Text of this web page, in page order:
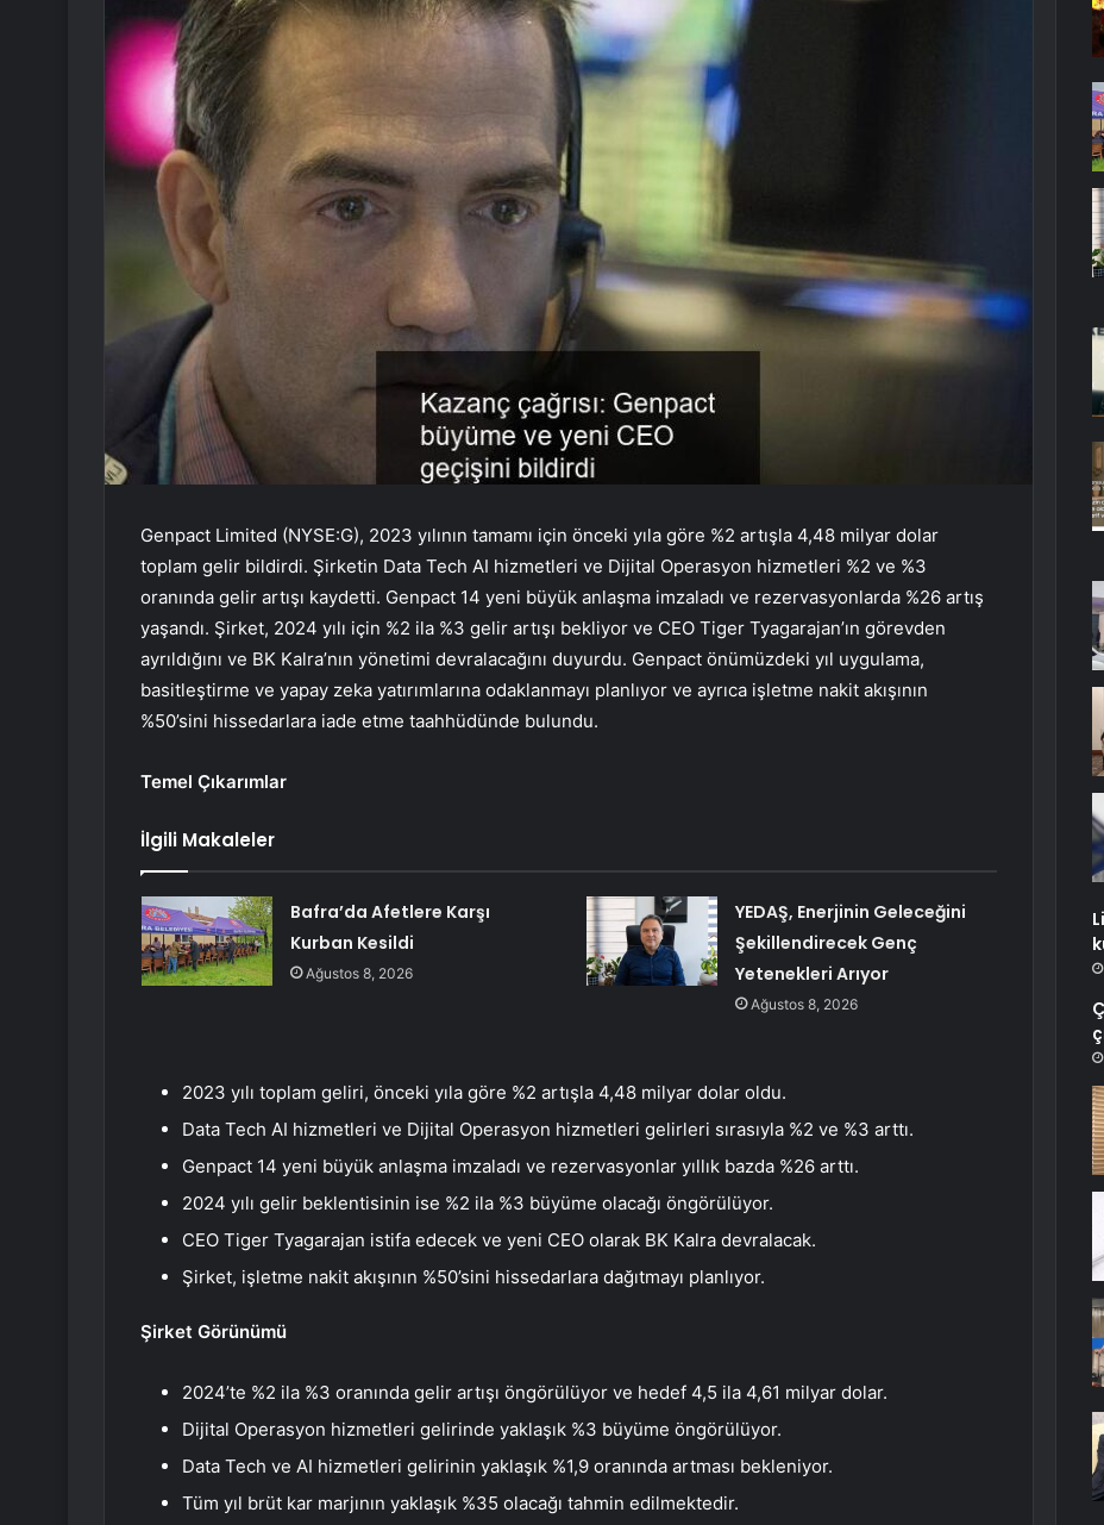
Genpact Limited (NYSE:G), 2023 yılının tamamı için önceki yıla göre %2 artışla 4,48 milyar dolar
toplam gelir bildirdi. Şirketin Data Tech AI hizmetleri ve Dijital Operasyon hizmetleri %2 ve %3
oranında gelir artışı kaydetti. Genpact 14 yeni büyük anlaşma imzaladı ve rezervasyonlarda %26 artış
yaşandı. Şirket, 2024 yılı için %2 ila %3 gelir artışı bekliyor ve CEO Tiger Tyagarajan’ın görevden
ayrıldığını ve BK Kalra’nın yönetimi devralacağını duyurdu. Genpact önümüzdeki yıl uygulama,
basitleştirme ve yapay zeka yatırımlarına odaklanmayı planlıyor ve ayrıca işletme nakit akışının
%50’sini hissedarlara iade etme taahhüdünde bulundu.
Temel Çıkarımlar
İlgili Makaleler
Bafra’da Afetlere Karşı
Kurban Kesildi
Ağustos 8, 2026
YEDAŞ, Enerjinin Geleceğini
Şekillendirecek Genç
Yetenekleri Arıyor
Ağustos 8, 2026
2023 yılı toplam geliri, önceki yıla göre %2 artışla 4,48 milyar dolar oldu.
Data Tech AI hizmetleri ve Dijital Operasyon hizmetleri gelirleri sırasıyla %2 ve %3 arttı.
Genpact 14 yeni büyük anlaşma imzaladı ve rezervasyonlar yıllık bazda %26 arttı.
2024 yılı gelir beklentisinin ise %2 ila %3 büyüme olacağı öngörülüyor.
CEO Tiger Tyagarajan istifa edecek ve yeni CEO olarak BK Kalra devralacak.
Şirket, işletme nakit akışının %50’sini hissedarlara dağıtmayı planlıyor.
Şirket Görünümü
2024’te %2 ila %3 oranında gelir artışı öngörülüyor ve hedef 4,5 ila 4,61 milyar dolar.
Dijital Operasyon hizmetleri gelirinde yaklaşık %3 büyüme öngörülüyor.
Data Tech ve AI hizmetleri gelirinin yaklaşık %1,9 oranında artması bekleniyor.
Tüm yıl brüt kar marjının yaklaşık %35 olacağı tahmin edilmektedir.